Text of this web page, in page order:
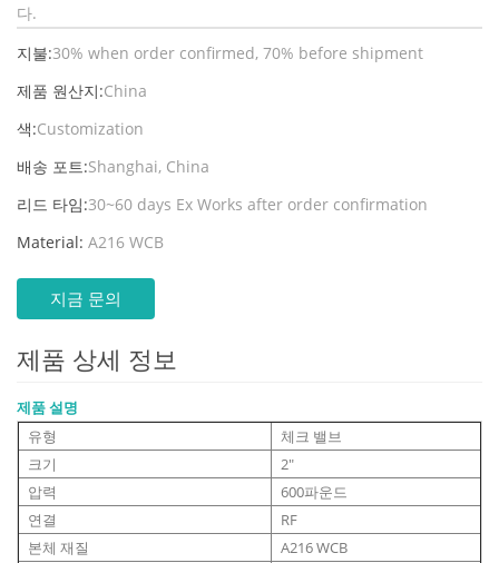
다.
지불:30% when order confirmed, 70% before shipment
제품 원산지:China
색:Customization
배송 포트:Shanghai, China
리드 타임:30~60 days Ex Works after order confirmation
Material: A216 WCB
지금 문의
제품 상세 정보
제품 설명
유형
체크 밸브
크기
2"
압력
600파운드
연결
RF
본체 재질
A216 WCB